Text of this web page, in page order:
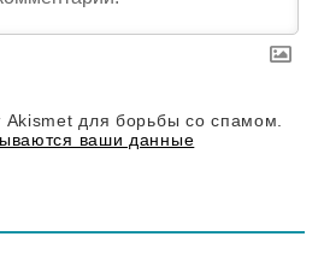
Akismet для борьбы со спамом.
ваши данные